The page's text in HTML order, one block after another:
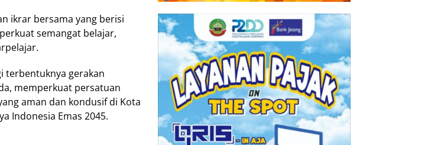
ikrar bersama yang berisi
semangat belajar,
terbentuknya gerakan
memperkuat persatuan
aman dan kondusif di Kota
Indonesia Emas 2045.